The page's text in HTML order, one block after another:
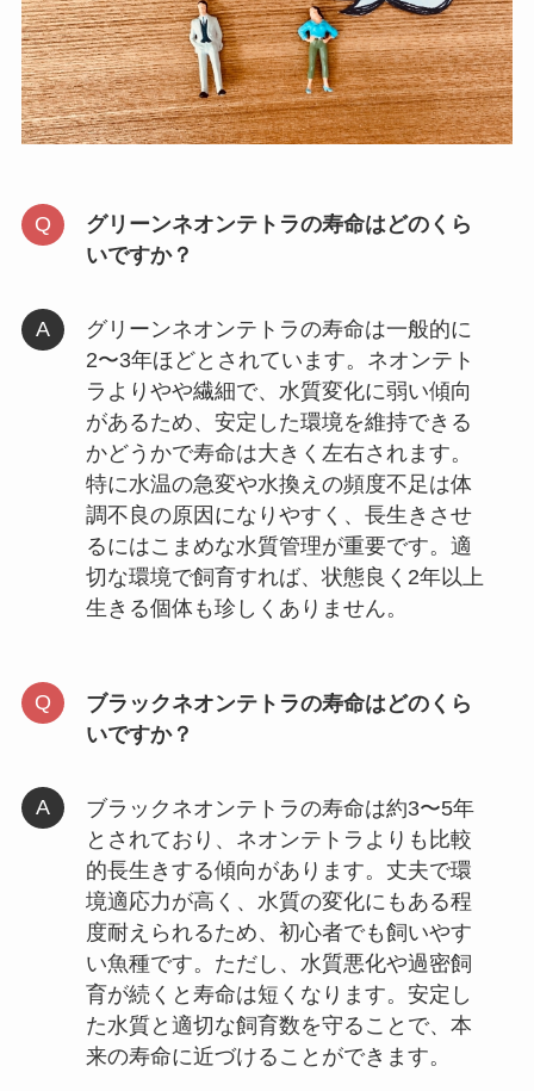
グリーンネオンテトラの寿命はどのくら
いですか？
グリーンネオンテトラの寿命は一般的に
2〜3年ほどとされています。ネオンテト
ラよりやや繊細で、水質変化に弱い傾向
があるため、安定した環境を維持できる
かどうかで寿命は大きく左右されます。
特に水温の急変や水換えの頻度不足は体
調不良の原因になりやすく、長生きさせ
るにはこまめな水質管理が重要です。適
切な環境で飼育すれば、状態良く2年以上
生きる個体も珍しくありません。
ブラックネオンテトラの寿命はどのくら
いですか？
ブラックネオンテトラの寿命は約3〜5年
とされており、ネオンテトラよりも比較
的長生きする傾向があります。丈夫で環
境適応力が高く、水質の変化にもある程
度耐えられるため、初心者でも飼いやす
い魚種です。ただし、水質悪化や過密飼
育が続くと寿命は短くなります。安定し
た水質と適切な飼育数を守ることで、本
来の寿命に近づけることができます。